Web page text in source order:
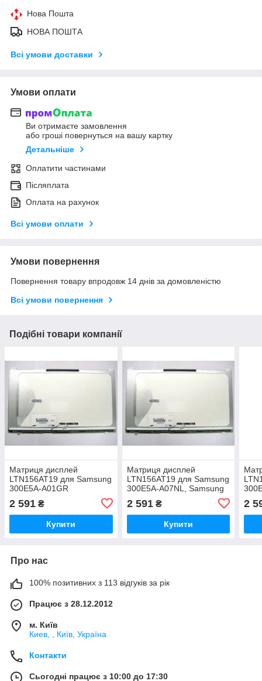
Нова Пошта
НОВА ПОШТА
Всі умови доставки
Умови оплати
Ви отримаєте замовлення
або гроші повернуться на вашу картку
Детальніше
Оплатити частинами
Післяплата
Оплата на рахунок
Всі умови оплати
Умови повернення
Повернення товару впродовж 14 днів за домовленістю
Всі умови повернення
Подібні товари компанії
Матриця дисплей
LTN156AT19 для Samsung
300E5A-A01GR
2 591 ₴
Купити
Матриця дисплей
LTN156AT19 для Samsung
300E5A-A07NL, Samsung
300E5A-S04AE,Samsung
300E5A-S09SE
2 591₴
Купити
2
Про нас
100% позитивних з 113 відгуків за рік
Працює з 28.12.2012
м. Київ
Киев, , Київ, Україна
Контакти
Сьогодні працює з 10:00 до 17:30